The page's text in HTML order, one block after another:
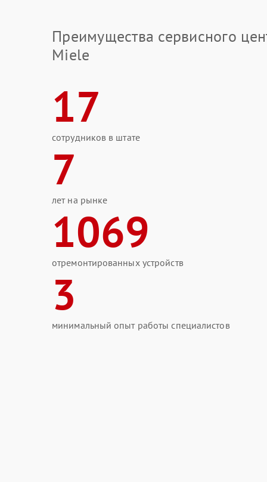
Преимущества сервисного
Miele
17
сотрудников в штате
7
лет на рынке
1069
отремонтированных устройств
3
минимальный опыт работы специалистов